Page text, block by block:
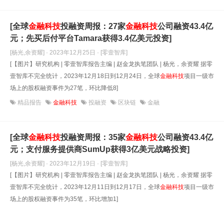
[全球金融科技投融资周报：27家金融科技公司融资43.4亿
元；先买后付平台Tamara获得3.4亿美元投资]
[杨光,余资耀] · 2023年12月25日 · [零壹智库]
[【图片】研究机构 | 零壹智库报告主编 | 赵金龙执笔团队 | 杨光，余资耀 据零
壹智库不完全统计，2023年12月18日到12月24日，全球金融科技项目一级市
场上的股权融资事件为27笔，环比降低8]
精品报告 金融科技 投融资 区块链 金融
[全球金融科技投融资周报：35家金融科技公司融资43.4亿
元；支付服务提供商SumUp获得3亿美元战略投资]
[杨光,余资耀] · 2023年12月19日 · [零壹智库]
[【图片】研究机构 | 零壹智库报告主编 | 赵金龙执笔团队 | 杨光，余资耀 据零
壹智库不完全统计，2023年12月11日到12月17日，全球金融科技项目一级市
场上的股权融资事件为35笔，环比增加1]